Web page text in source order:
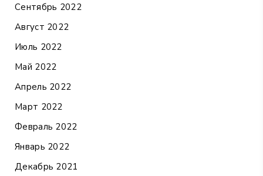
Сентябрь 2022
Август 2022
Июль 2022
Май 2022
Апрель 2022
Март 2022
Февраль 2022
Январь 2022
Декабрь 2021